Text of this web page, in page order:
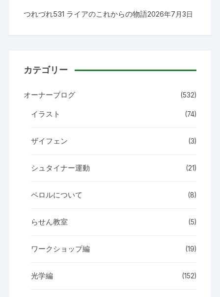
つれづれ531 ライアのこれからの物語2026年7月3日
カテゴリー
オーナーブログ (532)
イラスト (74)
ザイフェン (3)
シュタイナー運動 (21)
ペロルについて (8)
らせん教室 (5)
ワークショップ編 (19)
光学編 (152)